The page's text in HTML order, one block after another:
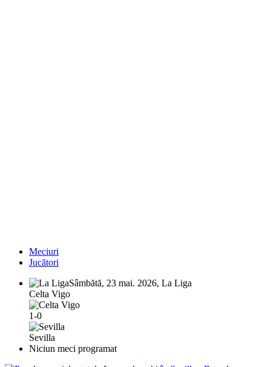
Meciuri
Jucători
Sâmbătă, 23 mai. 2026, La Liga
Celta Vigo
1-0
Sevilla
Niciun meci programat